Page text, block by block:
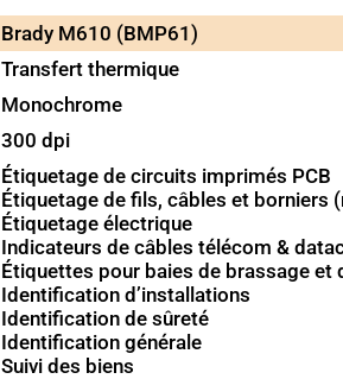
Brady M610 (BMP61)
Transfert thermique
Monochrome
300 dpi
Étiquetage de circuits imprimés PCB
Étiquetage de fils, câbles et borniers
Étiquetage électrique
Indicateurs de câbles télécom &
Étiquettes pour baies de brassage et
Identification d’installations
Identification de sûreté
Identification générale
Suivi des biens